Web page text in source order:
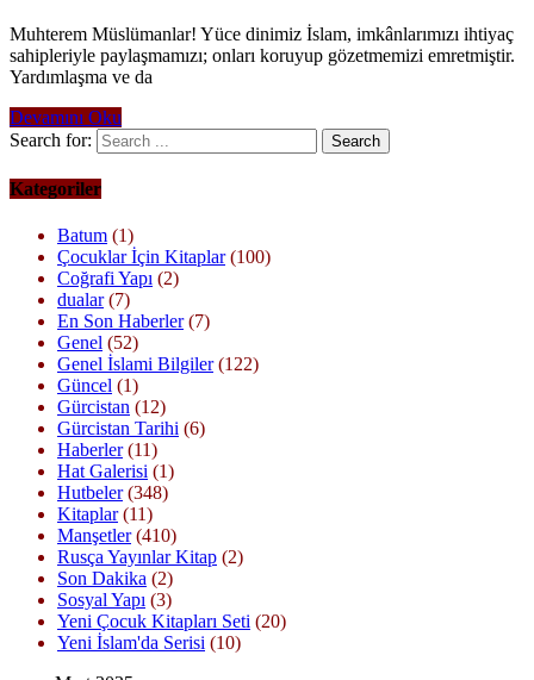
Muhterem Müslümanlar! Yüce dinimiz İslam, imkânlarımızı ihtiyaç
sahipleriyle paylaşmamızı; onları koruyup gözetmemizi emretmiştir.
Yardımlaşma ve da
Devamını Oku
Search for:
Kategoriler
Batum (1)
Çocuklar İçin Kitaplar(100)
Coğrafi Yapı (2)
dualar(7)
En Son Haberler(7)
Genel (52)
Genel İslami Bilgiler(122)
Güncel (1)
Gürcistan (12)
Gürcistan Tarihi (6)
Haberler(11)
Hat Galerisi (1)
Hutbeler(348)
Kitaplar(11)
Manşetler(410)
Rusça Yayınlar Kitap (2)
Son Dakika (2)
Sosyal Yapı (3)
Yeni Çocuk Kitapları Seti (20)
Yeni İslam'da Serisi (10)